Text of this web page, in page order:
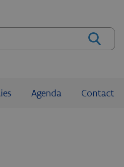
Agenda Contact